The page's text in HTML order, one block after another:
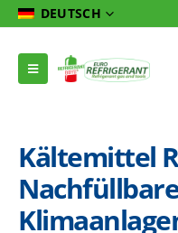
DEUTSCH
Kältemittel